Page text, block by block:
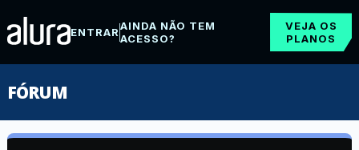
ENTRARAINDA NÃO TEM
ACESSO?
VEJA OS
PLANOS
FÓRUM